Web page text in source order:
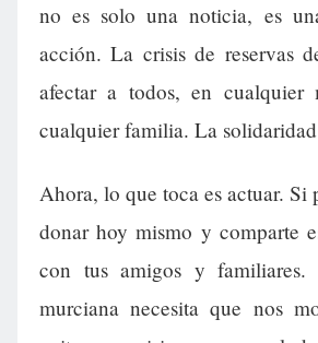
no es solo una noticia, es
acción. La crisis de reservas
afectar a todos, en cualquier
cualquier familia. La
Ahora, lo que toca es actuar. Si
donar hoy mismo y comparte
con tus amigos y familiares.
murciana necesita que nos